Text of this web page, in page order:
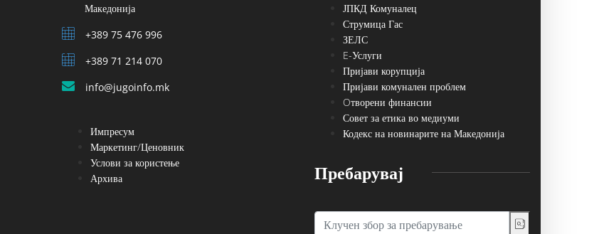
Македонија
+389 75 476 996
+389 71 214 070
info@jugoinfo.mk
Импресум
Маркетинг/Ценовник
Услови за користење
Архива
ЈПКД Комуналец
Струмица Гас
ЗЕЛС
E-Услуги
Пријави корупција
Пријави комунален проблем
Oтворени финансии
Совет за етика во медиуми
Кодекс на новинарите на Македонија
Пребарувај